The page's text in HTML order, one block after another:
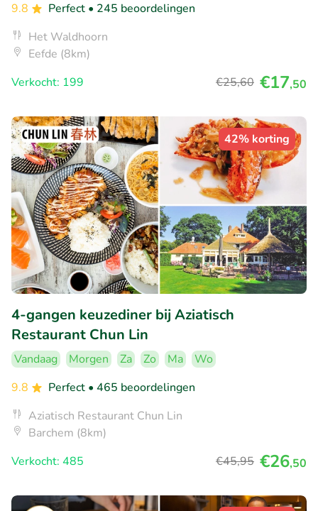
9.8
Perfect • 245 beoordelingen
Het Waldhoorn
Eefde (8km)
Verkocht: 199
€25,60 €17,50
42% korting
4-gangen keuzediner bij Aziatisch
Restaurant Chun Lin
Vandaag Morgen Za Zo Ma
Wo
9.8
Perfect • 465 beoordelingen
Aziatisch Restaurant Chun Lin
Barchem (8km)
Verkocht: 485
€45,95 €26,50